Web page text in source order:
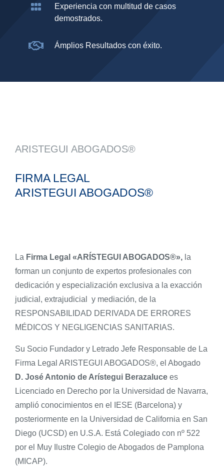
Experiencia con multitud de casos
demostrados.
Ámplios Resultados con éxito.
ARISTEGUI ABOGADOS®
FIRMA LEGAL
ARISTEGUI ABOGADOS®
La Firma Legal «ARÍSTEGUI ABOGADOS®», la
forman un conjunto de expertos profesionales con
dedicación y especialización exclusiva a la exacción
judicial, extrajudicial y mediación, de la
RESPONSABILIDAD DERIVADA DE ERRORES
MÉDICOS Y NEGLIGENCIAS SANITARIAS.
Su Socio Fundador y Letrado Jefe Responsable de La
Firma Legal ARISTEGUI ABOGADOS®, el Abogado
D. José Antonio de Arístegui Berazaluce es
Licenciado en Derecho por la Universidad de Navarra,
amplió conocimientos en el IESE (Barcelona) y
posteriormente en la Universidad de California en San
Diego (UCSD) en U.S.A. Está Colegiado con nº 522
por el Muy Ilustre Colegio de Abogados de Pamplona
(MICAP).